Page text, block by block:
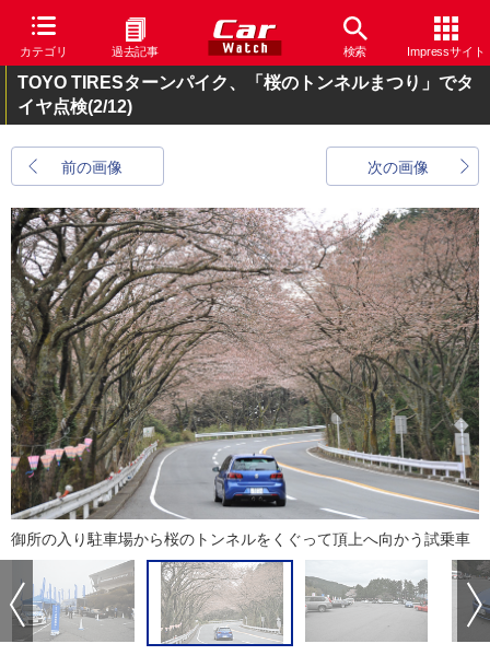
カテゴリ 過去記事 検索 Impressサイト
TOYO TIRESターンパイク、「桜のトンネルまつり」でタ
イヤ点検(2/12)
前の画像 次の画像
御所の入り駐車場から桜のトンネルをくぐって頂上へ向かう試乗車